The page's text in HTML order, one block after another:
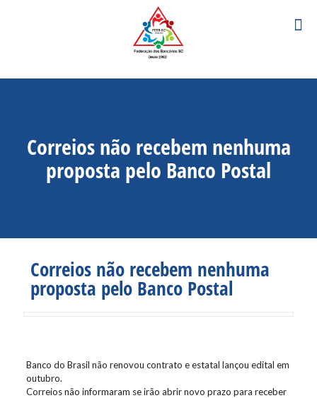
Correios não recebem nenhuma
proposta pelo Banco Postal
Correios não recebem nenhuma
proposta pelo Banco Postal
Banco do Brasil não renovou contrato e estatal lançou edital em
outubro.
Correios não informaram se irão abrir novo prazo para receber